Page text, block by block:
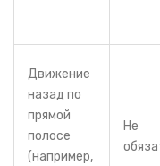
Движение
назад по
прямой
полосе
(например,
Не